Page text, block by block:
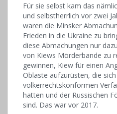
Für sie selbst kam das
und selbstherrlich vor zwei
waren die Minsker
Frieden in die Ukraine zu
diese Abmachungen nur
von Kiews Mörderbande zu
gewinnen, Kiew für einen
Oblaste aufzurüsten, die
völkerrechtskonformen
hatten und der Russischen
sind. Das war vor 2017.